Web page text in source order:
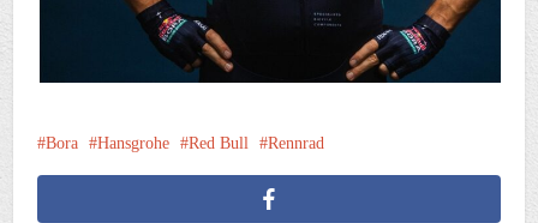
Bora Hansgrohe Red Bull Rennrad